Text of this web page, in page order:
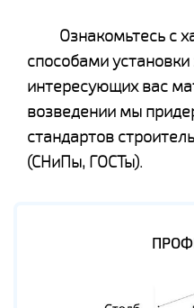
Ознакомьтесь с
способами
интересующих вас
возведении мы
стандартов
(СНиПы, ГОСТы).